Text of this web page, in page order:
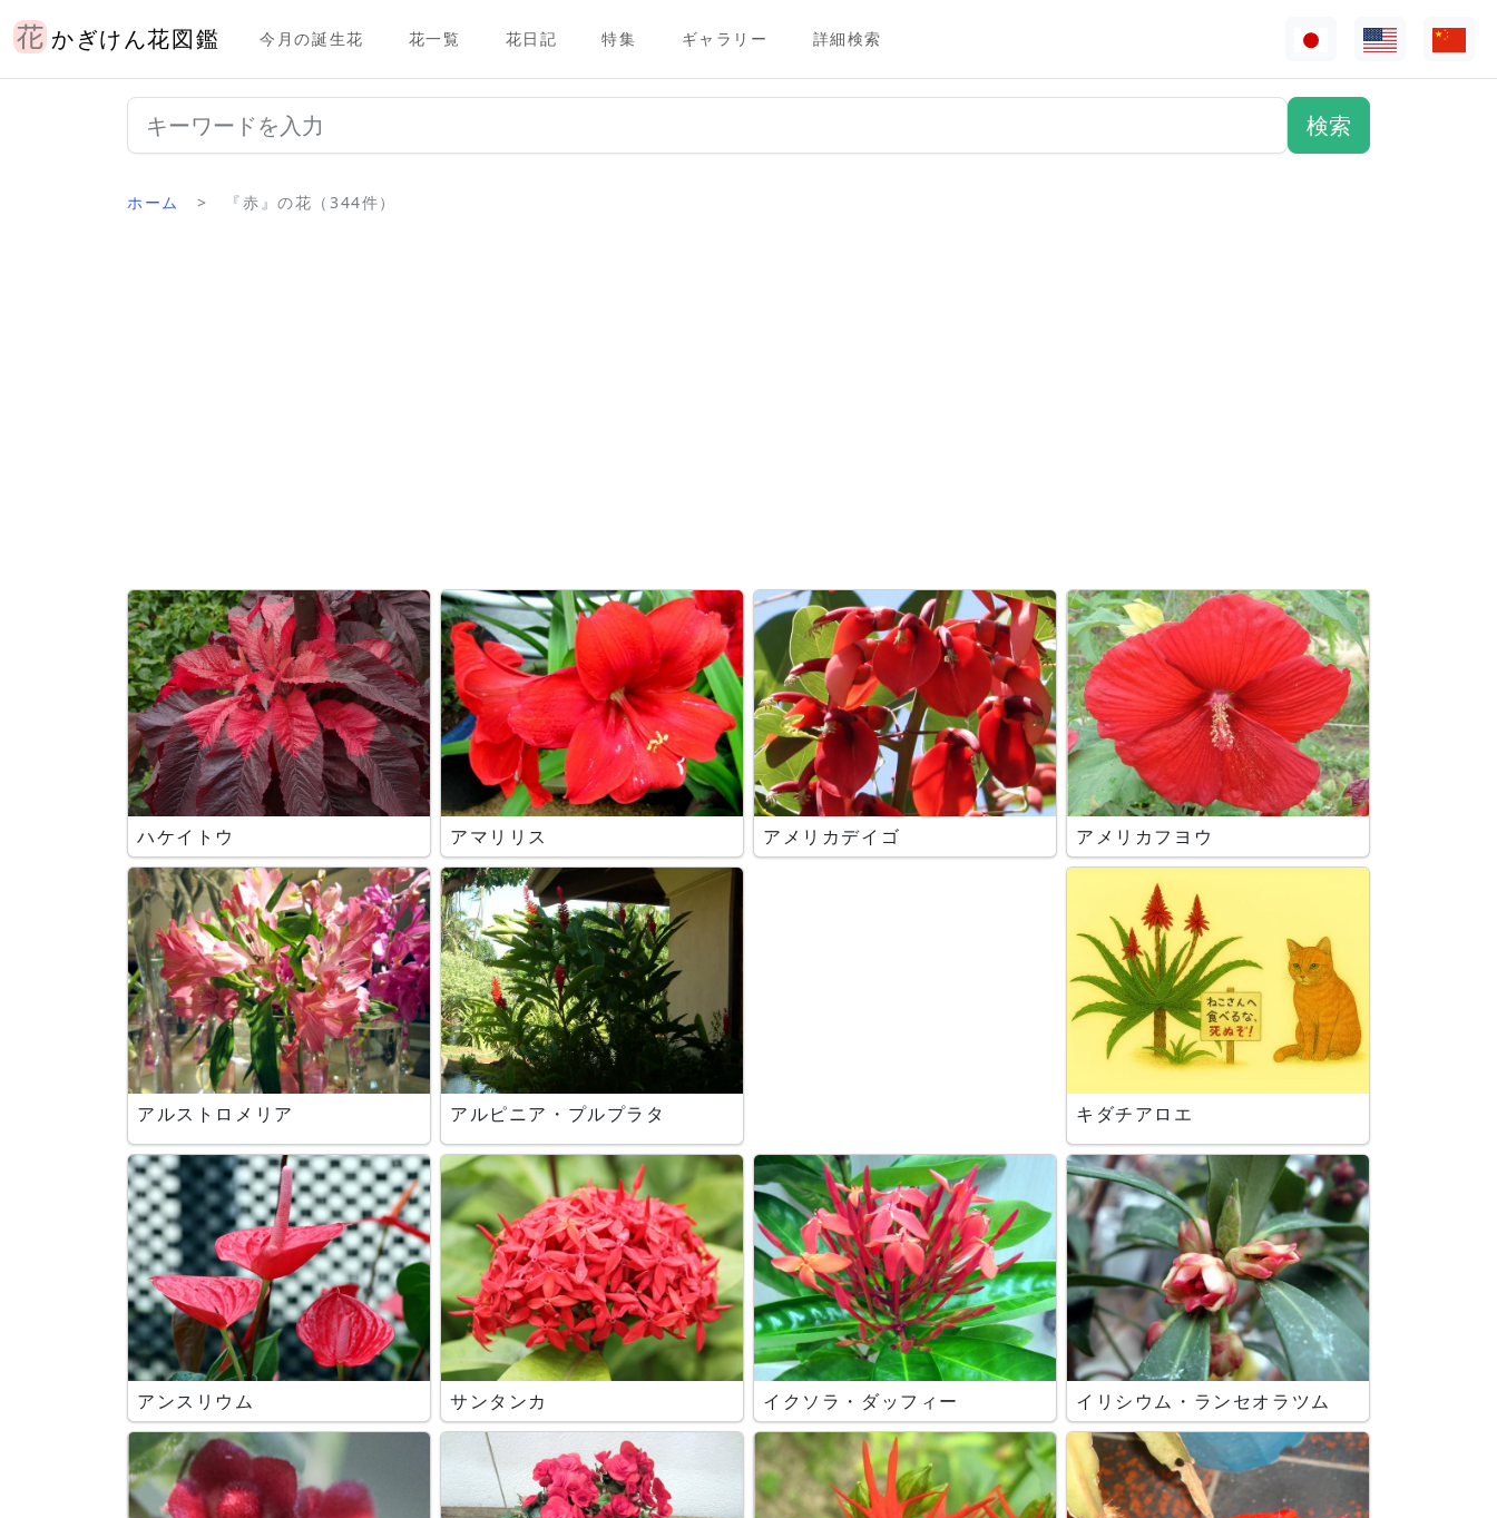
かぎけん花図鑑 今月の誕生花 花一覧 花日記 特集 ギャラリー 詳細検索
ホーム 『赤』の花（344件）
ハケイトウ アマリリス アメリカデイゴ アメリカフヨウ
アルストロメリア アルピニア・プルプラタ キダチアロエ
アンスリウム サンタンカ イクソラ・ダッフィー イリシウム・ランセオラツム